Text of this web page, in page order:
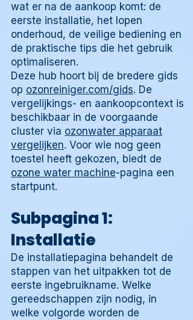
wat er na de aankoop komt: de
eerste installatie, het lopen
onderhoud, de veilige bediening en
de praktische tips die het gebruik
optimaliseren.
Deze hub hoort bij de bredere gids
op ozonreiniger.com/gids. De
vergelijkings- en aankoopcontext is
beschikbaar in de voorgaande
cluster via ozonwater apparaat
vergelijken. Voor wie nog geen
toestel heeft gekozen, biedt de
ozone water machine-pagina een
startpunt.
Subpagina 1:
Installatie
De installatiepagina behandelt de
stappen van het uitpakken tot de
eerste ingebruikname. Welke
gereedschappen zijn nodig, in
welke volgorde worden de